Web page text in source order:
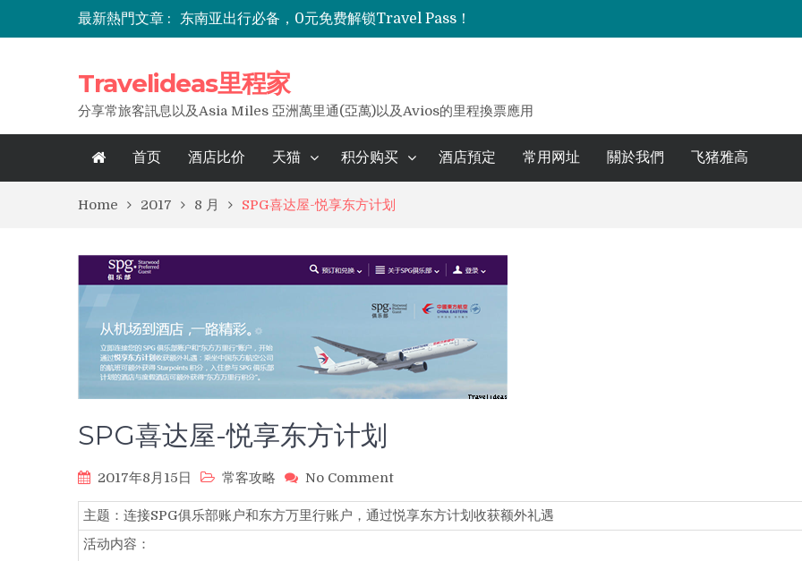
最新熱門文章 :
东南亚出行必备，0元免费解锁Travel Pass！
万豪玩家看过来！【里程家X士林万丽】三大友善专案：假日不加价、白板有酒廊、大使轻松冲！最高赠88888点万豪积分！
Travelideas里程家
分享常旅客訊息以及Asia Miles 亞洲萬里通(亞萬)以及Avios的里程換票應用
首页 酒店比价 天猫 积分购买 酒店預定 常用网址 關於我們 飞猪雅高
Home 2017 8 月 SPG喜达屋-悦享东方计划
SPG喜达屋-悦享东方计划
2017年8月15日 常客攻略 No Commenton
喜
达
​主题：连接SPG俱乐部账户和东方万里行账户，通过悦享东方计划收获额外礼遇
活动内容：